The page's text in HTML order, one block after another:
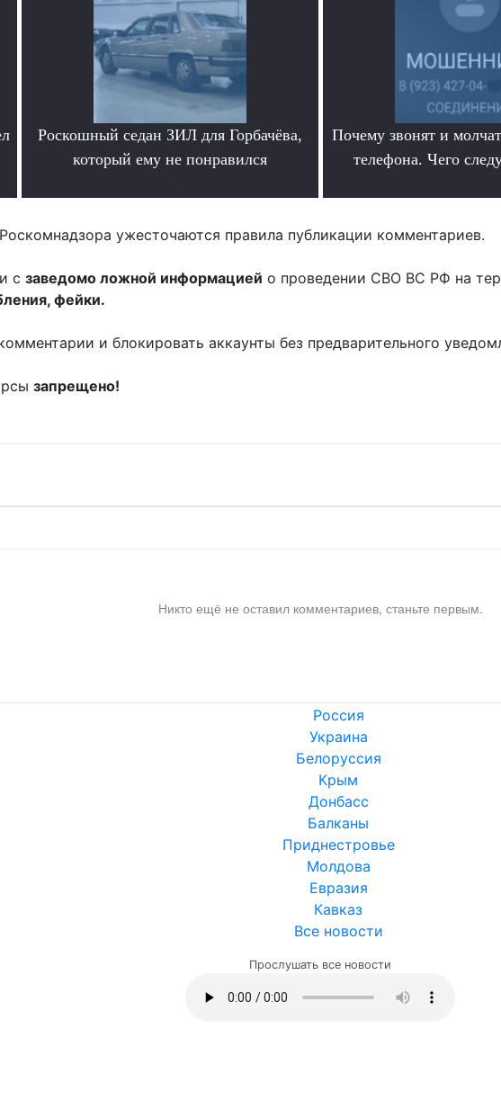
Роскошный седан ЗИЛ для Горбачёва,
который ему не понравился
Почему звонят и
телефона. Чего
ужесточаются правила публикации комментариев.
с заведомо ложной информацией о проведении СВО ВС РФ на
фейки.
и блокировать аккаунты без предварительного
запрещено!
Никто ещё не оставил комментариев, станьте первым.
Россия
Украина
Белоруссия
Крым
Донбасс
Балканы
Приднестровье
Молдова
Евразия
Кавказ
Все новости
Прослушать все новости